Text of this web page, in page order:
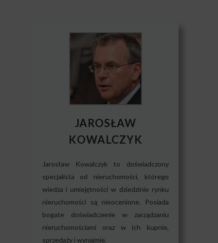
JAROSŁAW
KOWALCZYK
Jarosław Kowalczyk to doświadczony
specjalista od nieruchomości, którego
wiedza i umiejętności w dziedzinie rynku
nieruchomości są nieocenione. Posiada
bogate doświadczenie w zarządzaniu
nieruchomościami oraz w ich kupnie,
sprzedaży i wynajmie.